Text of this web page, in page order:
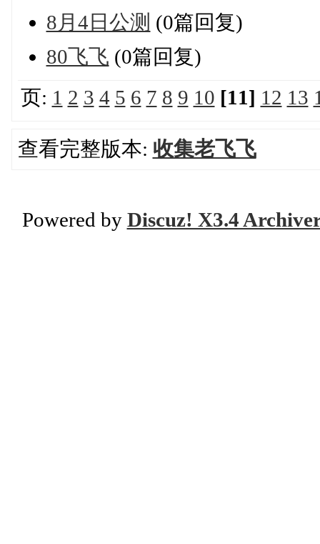
8月4日公测 (0篇回复)
80飞飞 (0篇回复)
页: 1 2 3 4 5 6 7 8 9 10 [11] 12 13
查看完整版本: 收集老飞飞
Powered by Discuz! X3.4